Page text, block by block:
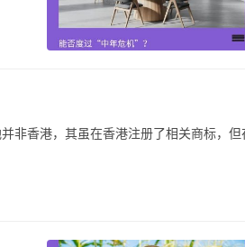
非香港，其虽在香港注册了相关商标，但
在直播间以显著方式提醒该商品并非香港